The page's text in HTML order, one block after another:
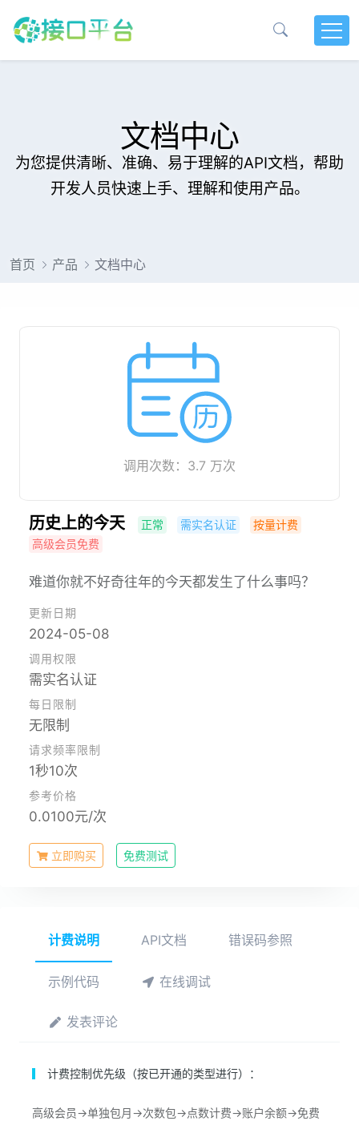
文档中心
为您提供清晰、准确、易于理解的API文档，帮助
开发人员快速上手、理解和使用产品。
首页 产品 文档中心
调用次数：3.7 万次
历史上的今天 正常 需实名认证
按量计费
高级会员免费
难道你就不好奇往年的今天都发生了什么事吗？
更新日期
2024-05-08
调用权限
需实名认证
每日限制
无限制
请求频率限制
1秒10次
参考价格
0.0100元/次
立即购买 免费测试
计费说明 API文档 错误码参照
示例代码 在线调试
发表评论
计费控制优先级（按已开通的类型进行）：
高级会员->单独包月->次数包->点数计费->账户余额->免费